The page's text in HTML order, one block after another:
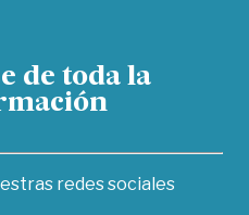
de toda la
redes sociales